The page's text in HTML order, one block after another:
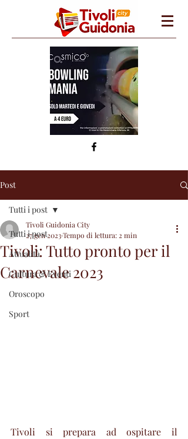
Post
Tutti i post
Attualità
Cultura & Eventi
Oroscopo
Sport
Tutti i post
Tivoli: Tutto pronto per il
Carnevale 2023
Tivoli Guidonia City
27 gen 2023Tempo di lettura: 2 min
Tivoli si prepara ad ospitare il